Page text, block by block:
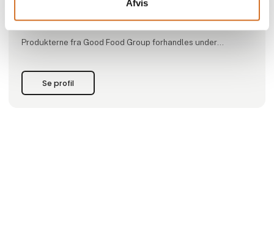
Afvis
kvalitetsfødevarer under vores egne brands og som Private
Label løsninger.
Produkterne fra Good Food Group forhandles under
Vi tilbyder en bred vifte af kvalitetsprodukter til det
Se profil